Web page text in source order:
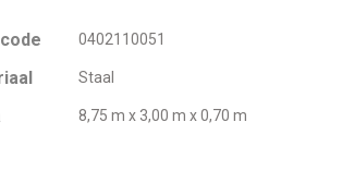
0402110051
Staal
8,75 m x 3,00 m x 0,70 m